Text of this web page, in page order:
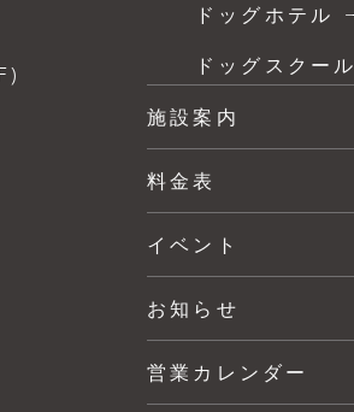
ドッグホテル
ドッグスクール
施設案内
料金表
イベント
お知らせ
営業カレンダー